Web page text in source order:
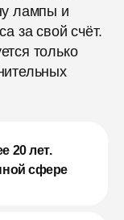
лампы и
за свой счёт.
только
20 лет.
сфере